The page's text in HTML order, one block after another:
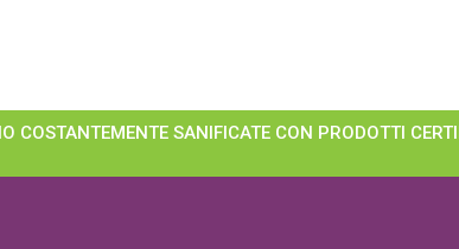
COSTANTEMENTE SANIFICATE CON PRODOTTI